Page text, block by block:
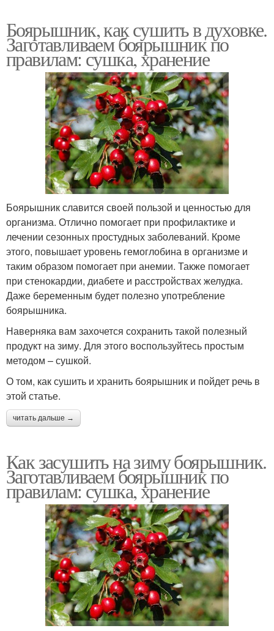
Боярышник, как сушить в духовке.
Заготавливаем боярышник по
правилам: сушка, хранение
Боярышник славится своей пользой и ценностью для
организма. Отлично помогает при профилактике и
лечении сезонных простудных заболеваний. Кроме
этого, повышает уровень гемоглобина в организме и
таким образом помогает при анемии. Также помогает
при стенокардии, диабете и расстройствах желудка.
Даже беременным будет полезно употребление
боярышника.
Наверняка вам захочется сохранить такой полезный
продукт на зиму. Для этого воспользуйтесь простым
методом – сушкой.
О том, как сушить и хранить боярышник и пойдет речь в
этой статье.
читать дальше →
Как засушить на зиму боярышник.
Заготавливаем боярышник по
правилам: сушка, хранение